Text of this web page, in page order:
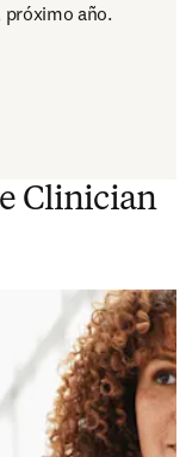
año.
Clinician